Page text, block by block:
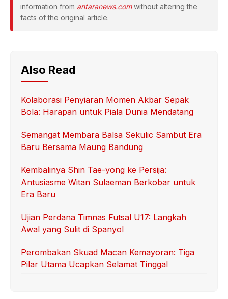
information from antaranews.comwithout altering the
facts of the original article.
Also Read
Kolaborasi Penyiaran Momen Akbar Sepak
Bola: Harapan untuk Piala Dunia Mendatang
Semangat Membara Balsa Sekulic Sambut Era
Baru Bersama Maung Bandung
Kembalinya Shin Tae-yong ke Persija:
Antusiasme Witan Sulaeman Berkobar untuk
Era Baru
Ujian Perdana Timnas Futsal U17: Langkah
Awal yang Sulit di Spanyol
Perombakan Skuad Macan Kemayoran: Tiga
Pilar Utama Ucapkan Selamat Tinggal